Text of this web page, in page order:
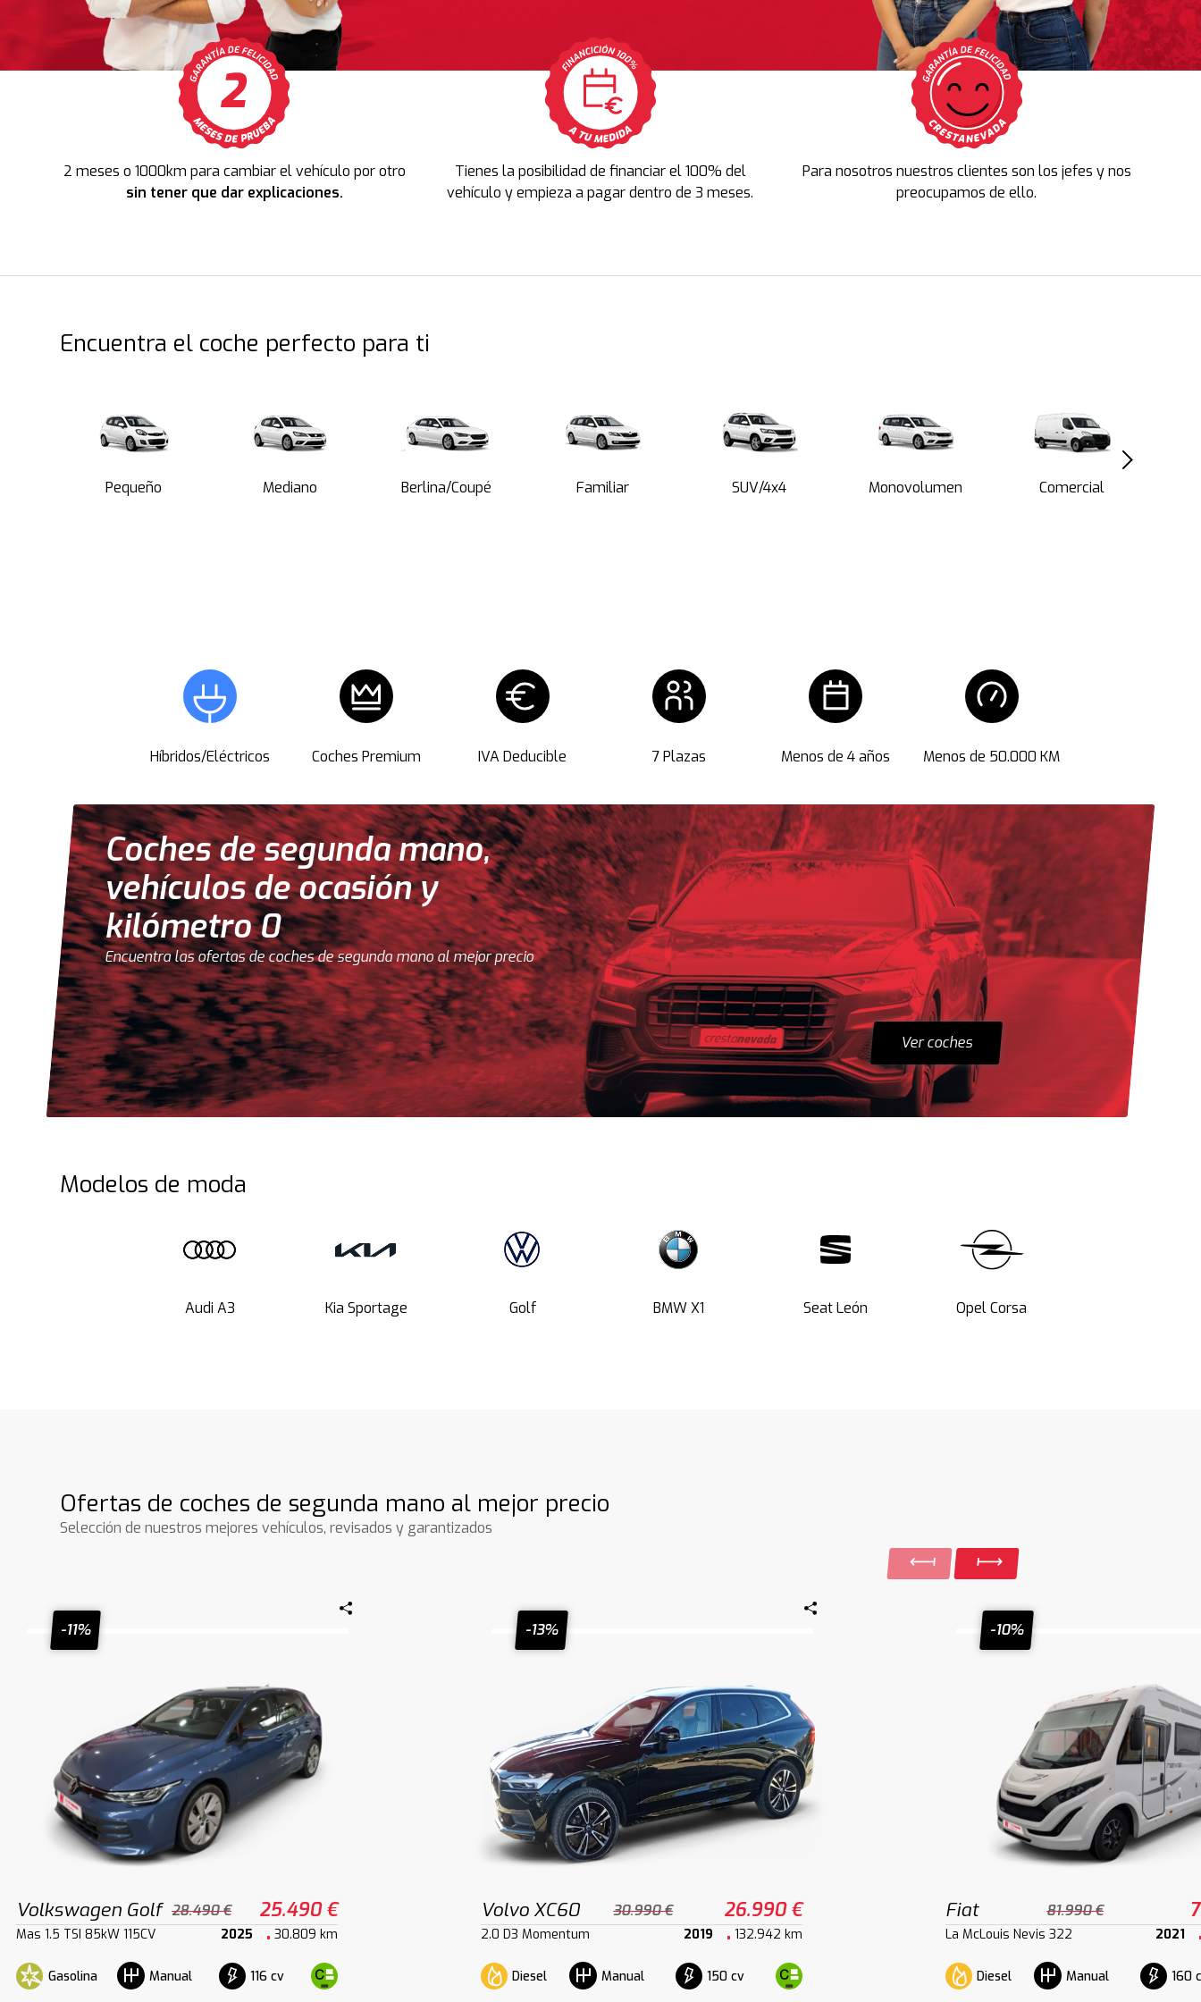
2 meses o 1000km para cambiar el vehículo por otro
sin tener que dar explicaciones.
Tienes la posibilidad de financiar el 100% del
vehículo y empieza a pagar dentro de 3 meses.
Para nosotros nuestros clientes son los jefes y nos
preocupamos de ello.
Encuentra el coche perfecto para ti
Pequeño Mediano Berlina/Coupé Familiar SUV/4x4 Monovolumen Comercial
Híbridos/Eléctricos Coches Premium IVA Deducible 7 Plazas Menos de 4 años Menos de 50.000 KM
Coches de segunda mano,
vehículos de ocasión y
kilómetro 0
Encuentra las ofertas de coches de segunda mano al mejor precio
Ver coches
Modelos de moda
Audi A3 Kia Sportage Golf BMW X1 Seat León Opel Corsa
Ofertas de coches de segunda mano al mejor precio
Selección de nuestros mejores vehículos, revisados y garantizados
-11%
Volkswagen Golf 28.490 € 25.490 €
Mas 1.5 TSI 85kW 115CV 2025 30.809 km
Gasolina Manual 116 cv
-13%
Volvo XC60 30.990 € 26.990 €
2.0 D3 Momentum 2019 132.942 km
Diesel Manual 150 cv
-10%
Fiat 81.990 €
La McLouis Nevis 322 2021
Diesel Manual 160